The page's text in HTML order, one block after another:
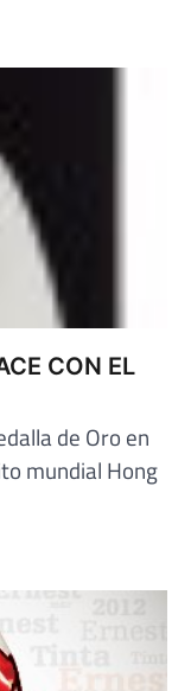
CON EL
de Oro en
mundial Hong